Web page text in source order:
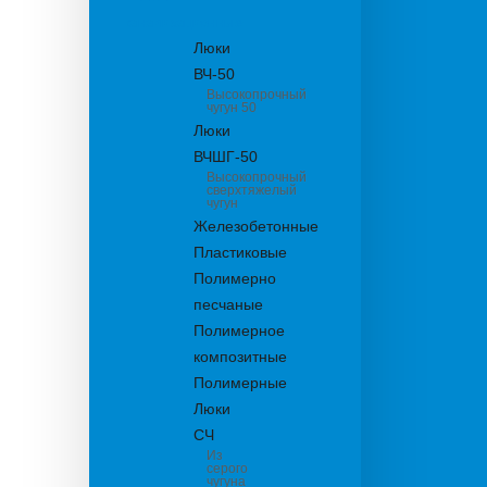
Люки
ВЧ-50
Высокопрочный
чугун 50
Люки
ВЧШГ-50
Высокопрочный
сверхтяжелый
чугун
Железобетонные
Пластиковые
Полимерно
песчаные
Полимерное
композитные
Полимерные
Люки
СЧ
Из
серого
чугуна